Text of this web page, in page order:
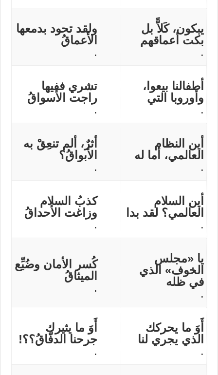
يبكون، كَلاًّ بل
بكت أعماقهم
.
ولقد تحود بدمعها
الأعماقُ
.
أطفالنا بيعوا،
وأوروبا التي
.
تشري ففيها
راجت الأسواقُ
.
أين النظام
العالمي، أما له
.
أثرٌ، ألم تنعِقْ به
الأبواقُ؟
.
أين السلام
العالمي؟ لقد بدا
.
كذبُ السلام
وزاغت الأحداقُ
.
يا «مجلس
الخوف» الذي
في ظله
.
كُسر الأمان وضُيِّع
الميثاقُ
.
أَوَ ما يحركك
الذي يجري لنا
.
أَوَ ما يثيرك
جرحنا الدفّاقُ؟؟!
.